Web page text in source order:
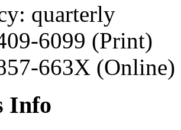
quarterly
6099 (Print)
663X (Online)
Info